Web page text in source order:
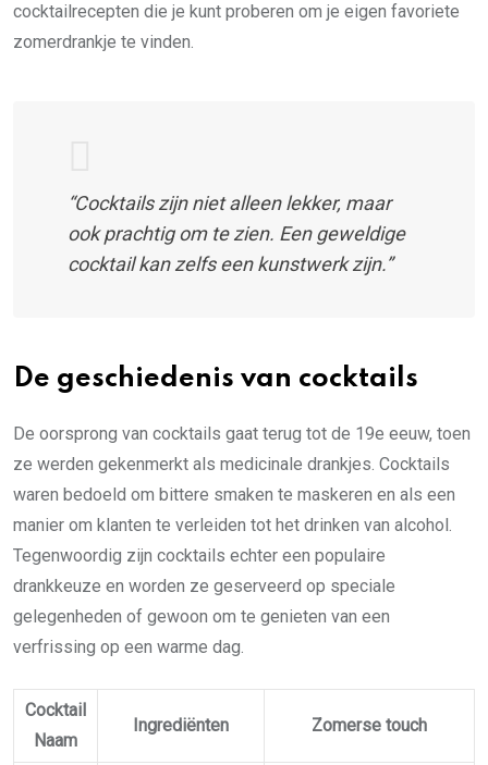
cocktailrecepten die je kunt proberen om je eigen favoriete
zomerdrankje te vinden.
“Cocktails zijn niet alleen lekker, maar
ook prachtig om te zien. Een geweldige
cocktail kan zelfs een kunstwerk zijn.”
De geschiedenis van cocktails
De oorsprong van cocktails gaat terug tot de 19e eeuw, toen
ze werden gekenmerkt als medicinale drankjes. Cocktails
waren bedoeld om bittere smaken te maskeren en als een
manier om klanten te verleiden tot het drinken van alcohol.
Tegenwoordig zijn cocktails echter een populaire
drankkeuze en worden ze geserveerd op speciale
gelegenheden of gewoon om te genieten van een
verfrissing op een warme dag.
Cocktail
Naam
Ingrediënten Zomerse touch